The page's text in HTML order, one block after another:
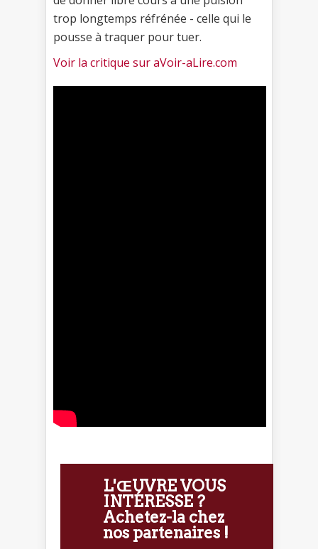
trop longtemps réfrénée - celle qui le
pousse à traquer pour tuer.
Voir la critique sur aVoir-aLire.com
L'ŒUVRE VOUS
INTÉRESSE ?
Achetez-la chez
nos partenaires !